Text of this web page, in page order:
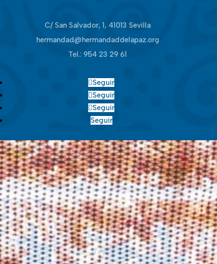
C/ San Salvador, 1, 41013 Sevilla
hermandad@hermandaddelapaz.org
Tel.: 954 23 29 61
Seguir
Seguir
Seguir
Seguir